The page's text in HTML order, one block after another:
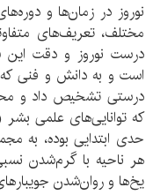
نوروز در زمان‌ها و
مختلف، تعریف‌های
درست نوروز و دقت این
است و به دانش و فنی که
درستی تشخیص داد و
که توانایی‌های علمی
حدی ابتدایی بوده، به
هر ناحیه با گرم‌شدن
یخ‌ها و روان‌شدن